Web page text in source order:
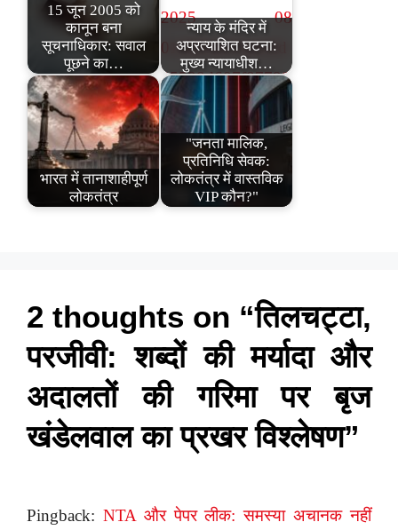
15 जून 2005 को
कानून बना
सूचनाधिकार: सवाल
पूछने का…
न्याय के मंदिर में
अप्रत्याशित घटना:
मुख्य न्यायाधीश…
भारत में तानाशाहीपूर्ण
लोकतंत्र
"जनता मालिक,
प्रतिनिधि सेवक:
लोकतंत्र में वास्तविक
VIP कौन?"
2 thoughts on “तिलचट्टा,
परजीवी: शब्दों की मर्यादा और
अदालतों की गरिमा पर बृज
खंडेलवाल का प्रखर विश्लेषण”
Pingback: NTA और पेपर लीक: समस्या अचानक नहीं